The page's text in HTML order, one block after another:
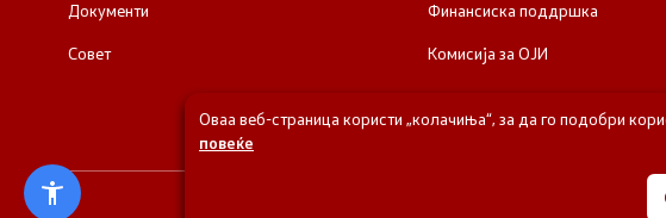
Документи
Совет
Финансиска поддршка
Комисија за ОЈИ
© 2026 Одделение за соработка
Оваа веб-страница користи „колачиња“, за да го подобри
повеќе